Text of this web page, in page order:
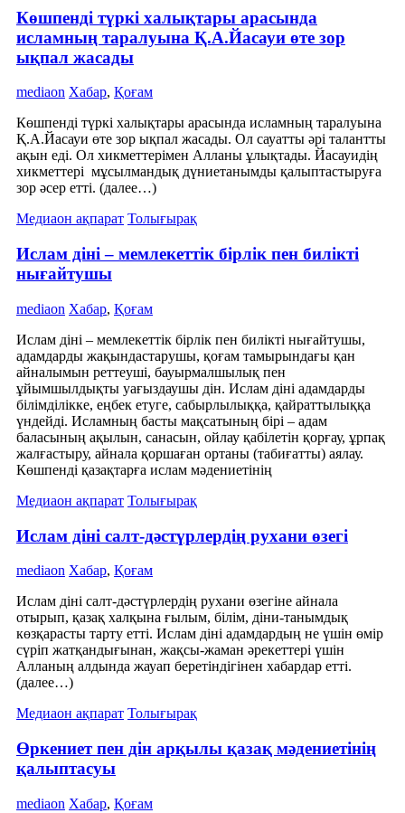
Көшпенді түркі халықтары арасында
исламның таралуына Қ.А.Йасауи өте зор
ықпал жасады
mediaon Хабар, Қоғам
Көшпенді түркі халықтары арасында исламның таралуына
Қ.А.Йасауи өте зор ықпал жасады. Ол сауатты әрі талантты
ақын еді. Ол хикметтерімен Алланы ұлықтады. Йасауидің
хикметтері мұсылмандық дүниетанымды қалыптастыруға
зор әсер етті. (далее…)
Медиаон ақпарат Толығырақ
Ислам діні – мемлекеттік бірлік пен билікті
нығайтушы
mediaon Хабар, Қоғам
Ислам діні – мемлекеттік бірлік пен билікті нығайтушы,
адамдарды жақындастарушы, қоғам тамырындағы қан
айналымын реттеуші, бауырмалшылық пен
ұйымшылдықты уағыздаушы дін. Ислам діні адамдарды
білімділікке, еңбек етуге, сабырлылыққа, қайраттылыққа
үндейді. Исламның басты мақсатының бірі – адам
баласының ақылын, санасын, ойлау қабілетін қорғау, ұрпақ
жалғастыру, айнала қоршаған ортаны (табиғатты) аялау.
Көшпенді қазақтарға ислам мәдениетінің
Медиаон ақпарат Толығырақ
Ислам діні салт-дәстүрлердің рухани өзегі
mediaon Хабар, Қоғам
Ислам діні салт-дәстүрлердің рухани өзегіне айнала
отырып, қазақ халқына ғылым, білім, діни-танымдық
көзқарасты тарту етті. Ислам діні адамдардың не үшін өмір
сүріп жатқандығынан, жақсы-жаман әрекеттері үшін
Алланың алдында жауап беретіндігінен хабардар етті.
(далее…)
Медиаон ақпарат Толығырақ
Өркениет пен дін арқылы қазақ мәдениетінің
қалыптасуы
mediaon Хабар, Қоғам